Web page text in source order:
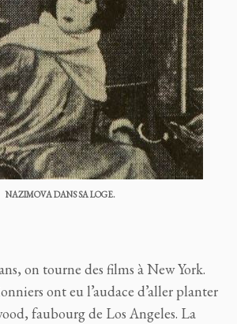
NAZIMOVA DANS SA LOGE.
on tourne des films à New York.
ont eu l’audace d’aller planter
faubourg de Los Angeles. La